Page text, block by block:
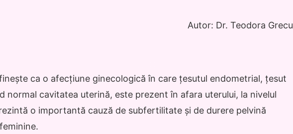
Autor: Dr. Teodora Grecu
ca o afecțiune ginecologică în care țesutul endometrial, țesut
normal cavitatea uterină, este prezent în afara uterului, la nivelul
o importantă cauză de subfertilitate și de durere pelvină